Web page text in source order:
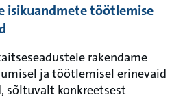
isikuandmete töötlemise
rakendame
ja töötlemisel erinevaid
sõltuvalt konkreetsest